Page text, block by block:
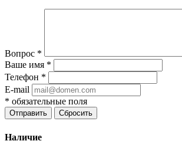
Вопрос *
Ваше имя *
Телефон *
E-mail
* обязательные поля
Отправить Сбросить
Наличие